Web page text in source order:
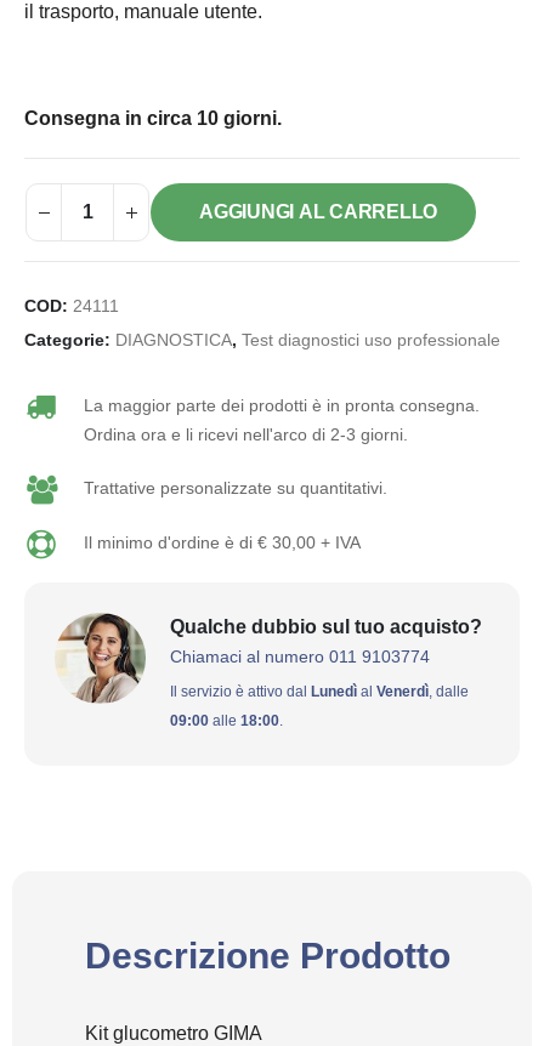
il trasporto, manuale utente.
Consegna in circa 10 giorni.
AGGIUNGI AL CARRELLO
COD: 24111
Categorie: DIAGNOSTICA, Test diagnostici uso professionale
La maggior parte dei prodotti è in pronta consegna.
Ordina ora e li ricevi nell'arco di 2-3 giorni.
Trattative personalizzate su quantitativi.
Il minimo d'ordine è di € 30,00 + IVA
Qualche dubbio sul tuo acquisto?
Chiamaci al numero 011 9103774
Il servizio è attivo dal Lunedì al Venerdì , dalle
09:00 alle 18:00
Descrizione Prodotto
Kit glucometro GIMA